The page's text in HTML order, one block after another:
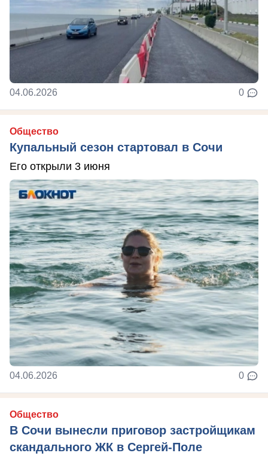
04.06.2026 0
Общество
Купальный сезон стартовал в Сочи
Его открыли 3 июня
04.06.2026 0
Общество
В Сочи вынесли приговор застройщикам
скандального ЖК в Сергей-Поле